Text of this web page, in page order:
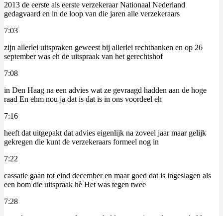
2013 de eerste als eerste verzekeraar Nationaal Nederland
gedagvaard en in de loop van die jaren alle verzekeraars
7:03
zijn allerlei uitspraken geweest bij allerlei rechtbanken en op 26
september was eh de uitspraak van het gerechtshof
7:08
in Den Haag na een advies wat ze gevraagd hadden aan de hoge
raad En ehm nou ja dat is dat is in ons voordeel eh
7:16
heeft dat uitgepakt dat advies eigenlijk na zoveel jaar maar gelijk
gekregen die kunt de verzekeraars formeel nog in
7:22
cassatie gaan tot eind december en maar goed dat is ingeslagen als
een bom die uitspraak hè Het was tegen twee
7:28